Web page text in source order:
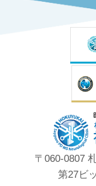
〒060-0807
第27ビ